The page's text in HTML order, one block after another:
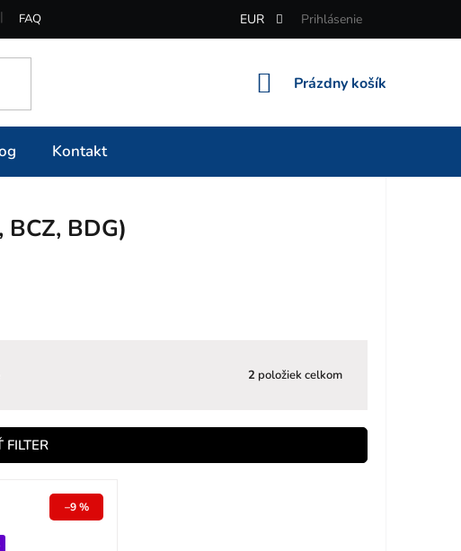
FAQ EUR Prihlásenie
NÁKUPNÝ
Prázdny košík
Kontakt
BDG)
2 položiek celkom
FILTER
–9 %